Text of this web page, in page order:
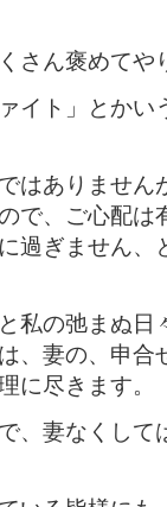
さん褒めてや
イト」とかい
はありませ
で、ご心配は
過ぎません、
私の弛まぬ日
、妻の、申合
に尽きます。
、妻なくして